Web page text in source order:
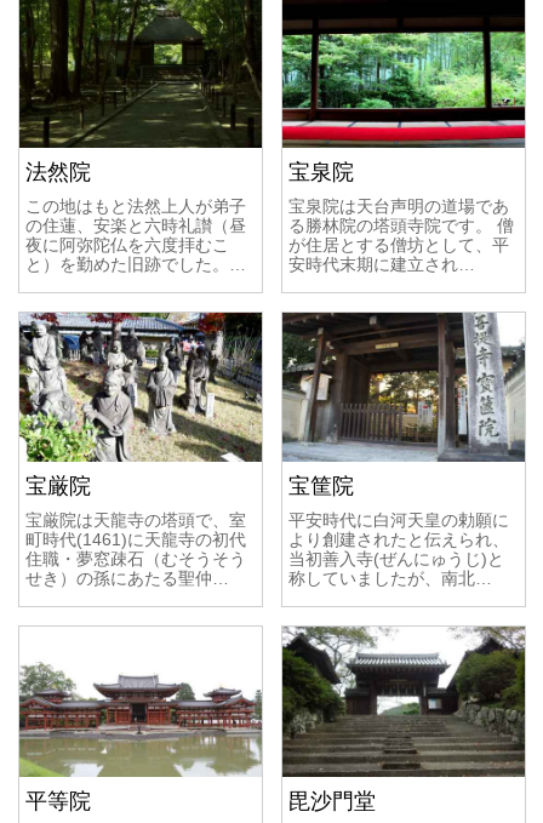
法然院
この地はもと法然上人が弟子
の住蓮、安楽と六時礼讃（昼
夜に阿弥陀仏を六度拝むこ
と）を勤めた旧跡でした。…
宝泉院
宝泉院は天台声明の道場であ
る勝林院の塔頭寺院です。 僧
が住居とする僧坊として、平
安時代末期に建立され…
宝厳院
宝厳院は天龍寺の塔頭で、室
町時代(1461)に天龍寺の初代
住職・夢窓疎石（むそうそう
せき）の孫にあたる聖仲…
宝筐院
平安時代に白河天皇の勅願に
より創建されたと伝えられ、
当初善入寺(ぜんにゅうじ)と
称していましたが、南北…
平等院 毘沙門堂